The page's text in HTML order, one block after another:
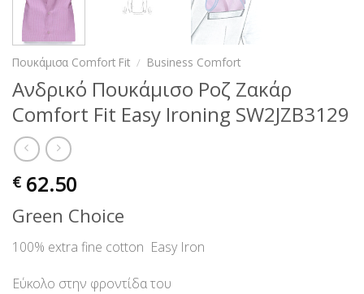
Πουκάμισα Comfort Fit / Business Comfort
Ανδρικό Πουκάμισο Ροζ Ζακάρ
Comfort Fit Easy Ironing SW2JZB3129
€ 62.50
Green Choice
100% extra fine cotton Easy Iron
Εύκολο στην φροντίδα του